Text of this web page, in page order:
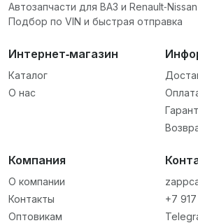
Автозапчасти для ВАЗ и Renault‑Nissan
Подбор по VIN и быстрая отправка
Интернет‑магазин
Каталог
О нас
Компания
О компании
Контакты
Оптовикам
+7